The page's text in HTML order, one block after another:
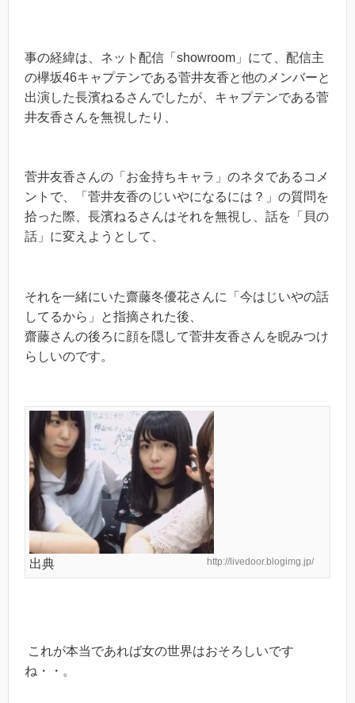
事の経緯は、ネット配信「showroom」にて、配信主
の欅坂46キャプテンである菅井友香と他のメンバーと
出演した長濱ねるさんでしたが、キャプテンである菅
井友香さんを無視したり、
菅井友香さんの「お金持ちキャラ」のネタであるコメ
ントで、「菅井友香のじいやになるには？」の質問を
拾った際、長濱ねるさんはそれを無視し、話を「貝の
話」に変えようとして、
それを一緒にいた齋藤冬優花さんに「今はじいやの話
してるから」と指摘された後、
齋藤さんの後ろに顔を隠して菅井友香さんを睨みつけ
らしいのです。
出典 http://livedoor.blogimg.jp/
これが本当であれば女の世界はおそろしいです
ね・・。